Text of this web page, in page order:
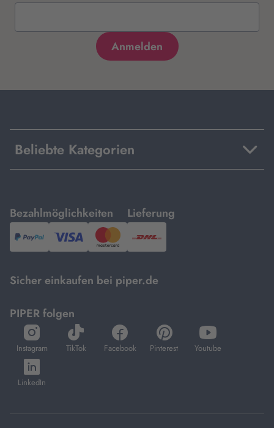
Beliebte Kategorien
Bezahlmöglichkeiten
mit
PayPal,Visa
und
Lieferung
mit
DHL.
Sicher einkaufen bei piper.de
PIPER folgen
Instagram
öffnet
in
neuem
Tab
TikTok
öffnet
in
Facebook
öffnet
in
Pinterest
öffnet
in
Youtube
öffnet
in
LinkedIn
öffnet
in